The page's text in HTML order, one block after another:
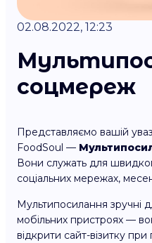
02.08.2022, 12:23
соцмереж
Представляємо вашій
FoodSoul —
Вони служать для
соціальних мережах,
Мультипосилання зручні
мобільних пристроях —
відкрити сайт-візитку